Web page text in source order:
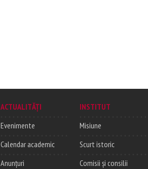
ACTUALITĂȚI
Evenimente
Calendar academic
Anunțuri
INSTITUT
Misiune
Scurt istoric
Comisii și consilii